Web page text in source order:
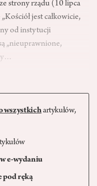
strony rządu (10 lipca
jest całkowicie,
od instytucji
„nieuprawnione,
wszystkichartykułów,
e-wydaniu
pod ręką